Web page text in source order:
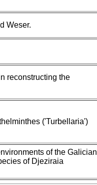
Weser.
reconstructing the
('Turbellaria')
of the Galician
of Djeziraia